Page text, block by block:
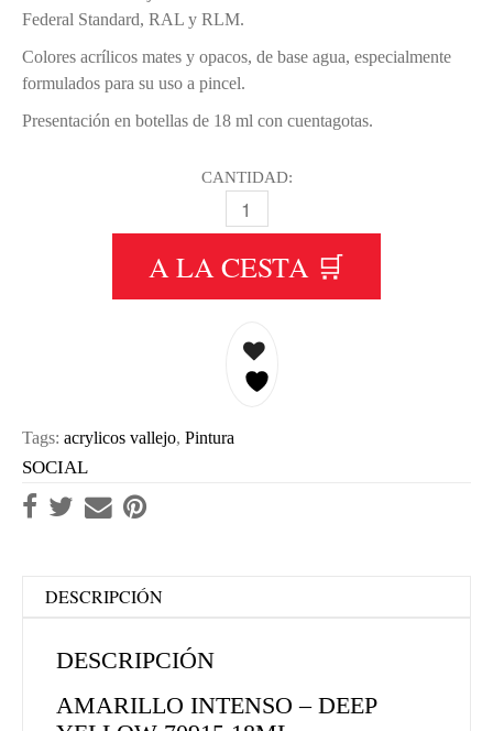
Federal Standard, RAL y RLM.
Colores acrílicos mates y opacos, de base agua, especialmente
formulados para su uso a pincel.
Presentación en botellas de 18 ml con cuentagotas.
CANTIDAD:
026 AMARILLO INTENSO - DEEP
A LA CESTA 🛒
Tags: acrylicos vallejo, Pintura
SOCIAL
DESCRIPCIÓN
DESCRIPCIÓN
AMARILLO INTENSO – DEEP